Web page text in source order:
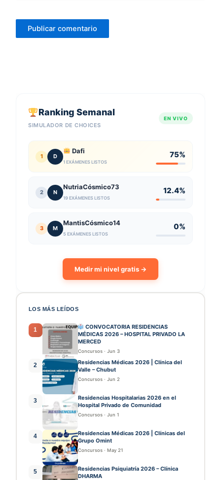
Ranking Semanal
SIMULADOR DE CHOICES
EN VIVO
1 D
Dafi
1 EXÁMENES LISTOS
75%
2 N
NutriaCósmico73
19 EXÁMENES LISTOS
12.4%
3 M
MantisCósmico14
5 EXÁMENES LISTOS
0%
Medir mi nivel gratis →
LOS MÁS LEÍDOS
1
CONVOCATORIA RESIDENCIAS
MÉDICAS 2026 – HOSPITAL PRIVADO LA
MERCED
Concursos · Jun 3
2
Residencias Médicas 2026 | Clínica del
Valle – Chubut
Concursos · Jun 2
3
Residencias Hospitalarias 2026 en el
Hospital Privado de Comunidad
Concursos · Jun 1
4
Residencias Médicas 2026 | Clínicas del
Grupo Omint
Concursos · May 21
5
Residencias Psiquiatría 2026 – Clínica
DHARMA